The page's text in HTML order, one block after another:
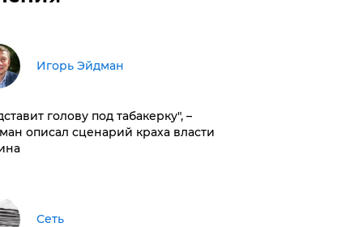
Игорь Эйдман
голову под табакерку", –
описал сценарий краха власти
Сеть